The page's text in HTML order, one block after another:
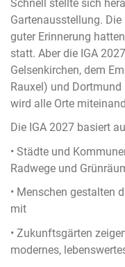
Schnell stellte sich
Gartenausstellung.
guter Erinnerung
statt. Aber die IGA
Gelsenkirchen, dem
Rauxel) und Dortmund
wird alle Orte
Die IGA 2027 basiert
• Städte und
Radwege und
• Menschen gestalten
mit
• Zukunftsgärten
modernes,